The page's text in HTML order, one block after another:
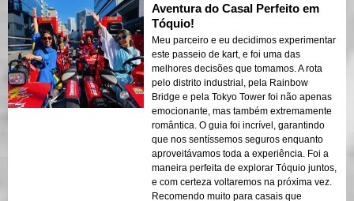
Aventura do Casal Perfeito em
Tóquio!
Meu parceiro e eu decidimos experimentar
este passeio de kart, e foi uma das
melhores decisões que tomamos. A rota
pelo distrito industrial, pela Rainbow
Bridge e pela Tokyo Tower foi não apenas
emocionante, mas também extremamente
romântica. O guia foi incrível, garantindo
que nos sentíssemos seguros enquanto
aproveitávamos toda a experiência. Foi a
maneira perfeita de explorar Tóquio juntos,
e com certeza voltaremos na próxima vez.
Recomendo muito para casais que